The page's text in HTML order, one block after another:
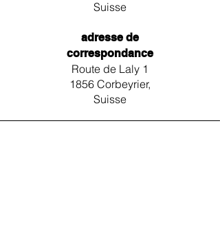
Suisse
adresse de
correspondance
Route de Laly 1
1856 Corbeyrier,
Suisse